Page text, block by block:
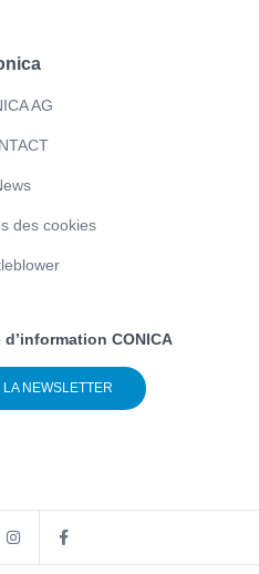
AG
des cookies
CONICA
NEWSLETTER